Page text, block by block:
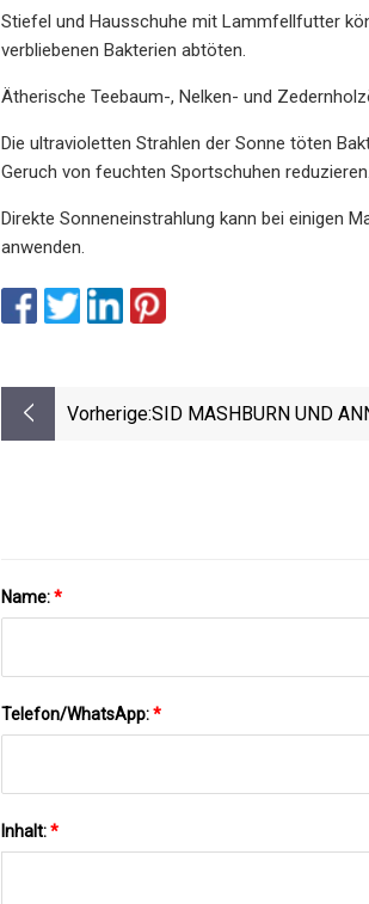
Stiefel und Hausschuhe mit Lammfellfutter
verbliebenen Bakterien abtöten.
Ätherische Teebaum-, Nelken- und
Die ultravioletten Strahlen der Sonne töten
Geruch von feuchten Sportschuhen reduzieren.
Direkte Sonneneinstrahlung kann bei einigen
anwenden.
Vorherige:SID MASHBURN UND
Name:*
Telefon/WhatsApp:*
Inhalt:*